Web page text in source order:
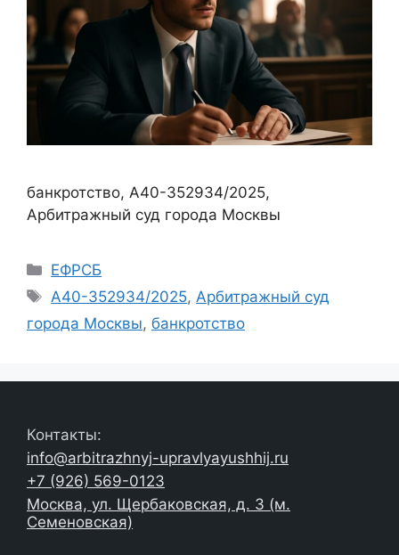
банкротство, А40-352934/2025,
Арбитражный суд города Москвы
Рубрики
ЕФРСБ
Метки
А40-352934/2025,Арбитражный суд
города Москвы, банкротство
Контакты:
info@arbitrazhnyj-upravlyayushhij.ru
+7 (926) 569-0123
Москва, ул. Щербаковская, д. 3 (м.
Семеновская)